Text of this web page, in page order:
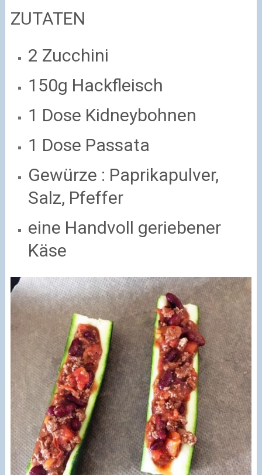
ZUTATEN
2 Zucchini
150g Hackfleisch
1 Dose Kidneybohnen
1 Dose Passata
Gewürze : Paprikapulver,
Salz, Pfeffer
eine Handvoll geriebener
Käse